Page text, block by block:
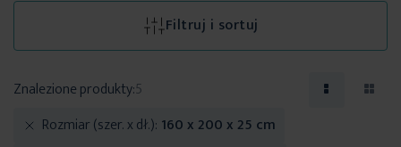
Filtruj i sortuj
Znalezione produkty:5
Rozmiar (szer. x dł.) 160 x 200 x 25 cm